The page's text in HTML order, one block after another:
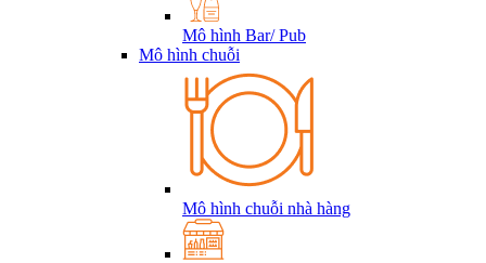
Mô hình Bar/ Pub
Mô hình chuỗi
Mô hình chuỗi nhà hàng